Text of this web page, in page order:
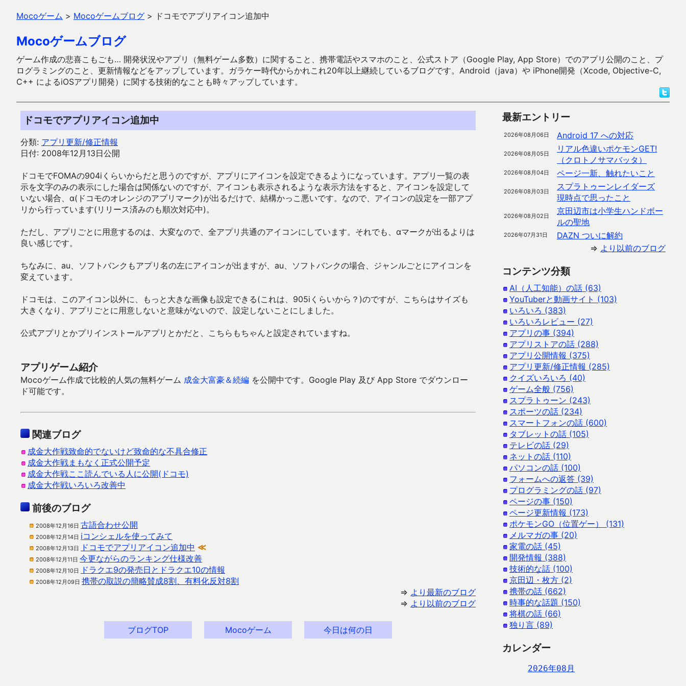
Mocoゲーム > Mocoゲームブログ > ドコモでアプリアイコン追加中
Mocoゲームブログ
ゲーム作成の悲喜こもごも… 開発状況やアプリ（無料ゲーム多数）に関すること、携帯電話やスマホのこと、公式ストア（Google Play, App Store）でのアプリ公開のこと、プ
ログラミングのこと、更新情報などをアップしています。ガラケー時代からかれこれ20年以上継続しているブログです。Android（java）や iPhone開発（Xcode, Objective-C,
C++ によるiOSアプリ開発）に関する技術的なことも時々アップしています。
ドコモでアプリアイコン追加中
分類: アプリ更新/修正情報
日付: 2008年12月13日公開
ドコモでFOMAの904iくらいからだと思うのですが、アプリにアイコンを設定できるようになっています。アプリ一覧の表
示を文字のみの表示にした場合は関係ないのですが、アイコンも表示されるような表示方法をすると、アイコンを設定して
いない場合、α(ドコモのオレンジのアプリマーク)が出るだけで、結構かっこ悪いです。なので、アイコンの設定を一部アプ
リから行っています(リリース済みのも順次対応中)。
ただし、アプリごとに用意するのは、大変なので、全アプリ共通のアイコンにしています。それでも、αマークが出るよりは
良い感じです。
ちなみに、au、ソフトバンクもアプリ名の左にアイコンが出ますが、au、ソフトバンクの場合、ジャンルごとにアイコンを
変えています。
ドコモは、このアイコン以外に、もっと大きな画像も設定できる(これは、905iくらいから？)のですが、こちらはサイズも
大きくなり、アプリごとに用意しないと意味がないので、設定しないことにしました。
公式アプリとかプリインストールアプリとかだと、こちらもちゃんと設定されていますね。
アプリゲーム紹介
Mocoゲーム作成で比較的人気の無料ゲーム 成金大富豪＆続編 を公開中です。Google Play 及び App Store でダウンロー
ド可能です。
関連ブログ
成金大作戦致命的でないけど致命的な不具合修正
成金大作戦まもなく正式公開予定
成金大作戦ここ読んでいる人に公開(ドコモ)
成金大作戦いろいろ改善中
前後のブログ
2008年12月16日 古語合わせ公開
2008年12月14日 iコンシェルを使ってみて
2008年12月13日 ドコモでアプリアイコン追加中 ≪
2008年12月11日 今更ながらのランキング仕様改善
2008年12月10日 ドラクエ9の発売日とドラクエ10の情報
2008年12月09日 携帯の取説の簡略賛成8割、有料化反対8割
⇒ より最新のブログ
⇒ より以前のブログ
ブログTOP Mocoゲーム 今日は何の日
最新エントリー
2026年08月06日 Android 17 への対応
2026年08月05日
リアル色違いポケモンGET!
（クロトノサマバッタ）
2026年08月04日 ページ一新、触れたいこと
2026年08月03日
スプラトゥーンレイダーズ
現時点で思ったこと
2026年08月02日
京田辺市は小学生ハンドボー
ルの聖地
2026年07月31日
DAZN ついに解約
⇒ より以前のブログ
コンテンツ分類
AI（人工知能）の話 (63)
YouTuberと動画サイト (103)
いろいろ (383)
いろいろレビュー (27)
アプリの事 (394)
アプリストアの話 (288)
アプリ公開情報 (375)
アプリ更新/修正情報 (285)
クイズいろいろ (40)
ゲーム全般 (756)
スプラトゥーン (243)
スポーツの話 (234)
スマートフォンの話 (600)
タブレットの話 (105)
テレビの話 (29)
ネットの話 (110)
パソコンの話 (100)
フォームへの返答 (39)
プログラミングの話 (97)
ページの事 (150)
ページ更新情報 (173)
ポケモンGO（位置ゲー） (131)
メルマガの事 (20)
家電の話 (45)
開発情報 (388)
技術的な話 (100)
京田辺・枚方 (2)
携帯の話 (662)
時事的な話題 (150)
将棋の話 (66)
独り言 (89)
カレンダー
2026年08月